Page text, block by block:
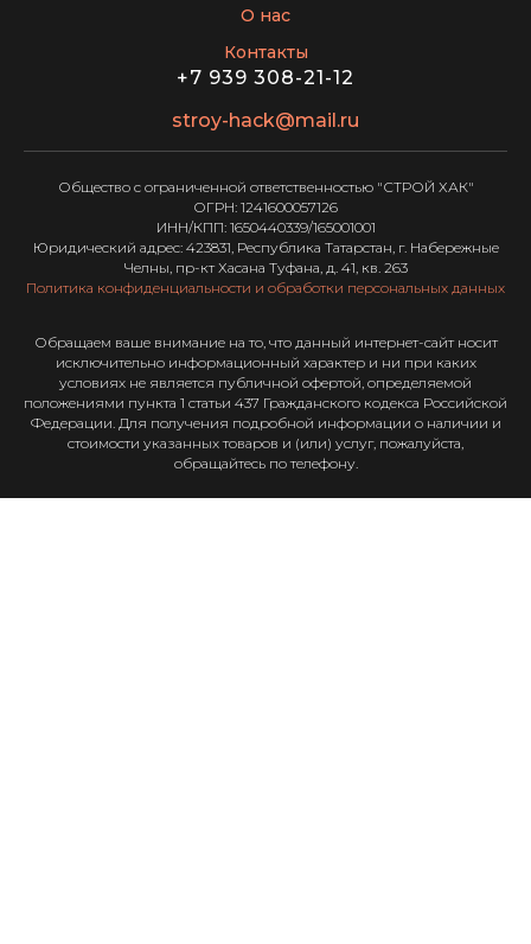
О нас
Контакты
+7 939 308-21-12
stroy-hack@mail.ru
Общество с ограниченной ответственностью "СТРОЙ ХАК"
ОГРН: 1241600057126
ИНН/КПП: 1650440339/165001001
Юридический адрес: 423831, Республика Татарстан, г. Набережные
Челны, пр-кт Хасана Туфана, д. 41, кв. 263
Политика конфиденциальности и обработки персональных данных
Обращаем ваше внимание на то, что данный интернет-сайт носит
исключительно информационный характер и ни при каких
условиях не является публичной офертой, определяемой
положениями пункта 1 статьи 437 Гражданского кодекса Российской
Федерации. Для получения подробной информации о наличии и
стоимости указанных товаров и (или) услуг, пожалуйста,
обращайтесь по телефону.